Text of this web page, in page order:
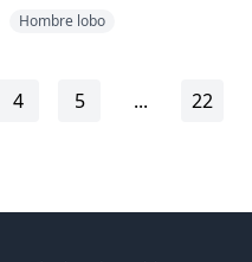
La loba pequeña tendría que
eones?
Hombre lobo
4 5 ... 22